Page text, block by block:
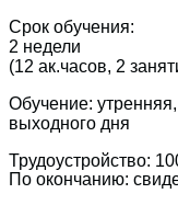
Срок обучения:
2 недели
(12 ак.часов, 2
Обучение:
выходного дня
Трудоустройство:
По окончанию: